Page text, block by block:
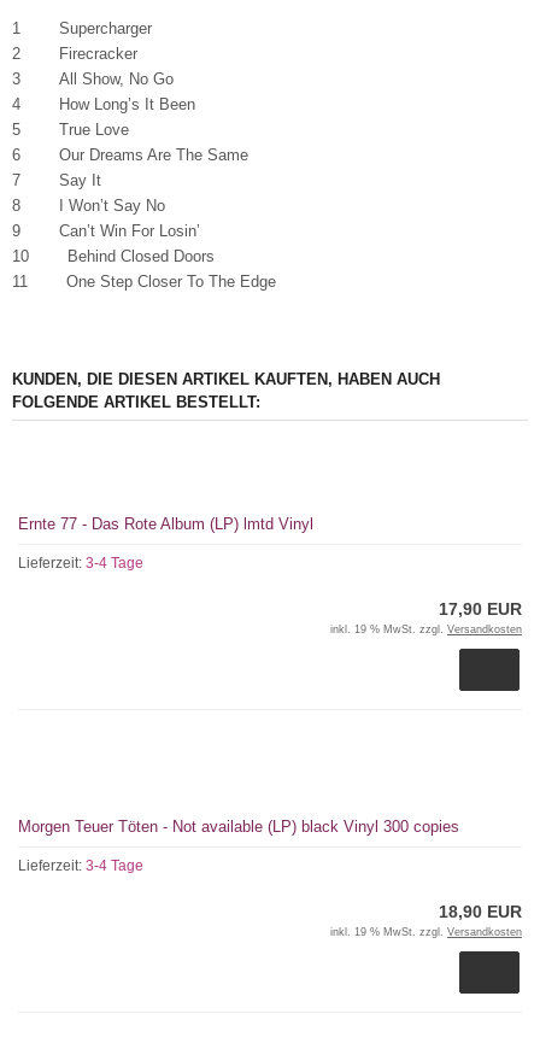
1 Supercharger
2 Firecracker
3 All Show, No Go
4 How Long’s It Been
5 True Love
6 Our Dreams Are The Same
7 Say It
8 I Won’t Say No
9 Can’t Win For Losin’
10 Behind Closed Doors
11 One Step Closer To The Edge
KUNDEN, DIE DIESEN ARTIKEL KAUFTEN, HABEN AUCH
FOLGENDE ARTIKEL BESTELLT:
Ernte 77 - Das Rote Album (LP) lmtd Vinyl
Lieferzeit: 3-4 Tage
17,90 EUR
inkl. 19 % MwSt. zzgl. Versandkosten
Morgen Teuer Töten - Not available (LP) black Vinyl 300 copies
Lieferzeit: 3-4 Tage
18,90 EUR
inkl. 19 % MwSt. zzgl. Versandkosten